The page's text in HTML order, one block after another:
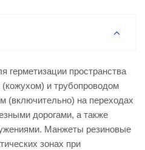
герметизации пространства
и трубопроводом
(включительно) на переходах
дорогами, а также
Манжеты резиновые
зонах при